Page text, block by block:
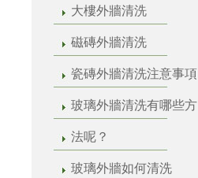
大樓外牆清洗
磁磚外牆清洗
瓷磚外牆清洗注意事項
玻璃外牆清洗有哪些方
法呢？
玻璃外牆如何清洗